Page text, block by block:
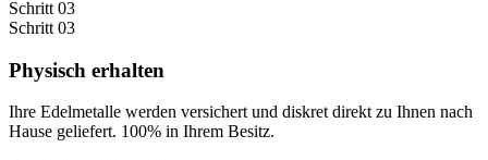
Schritt 03
Schritt 03
Physisch erhalten
Ihre Edelmetalle werden versichert und diskret direkt zu Ihnen nach
Hause geliefert. 100% in Ihrem Besitz.